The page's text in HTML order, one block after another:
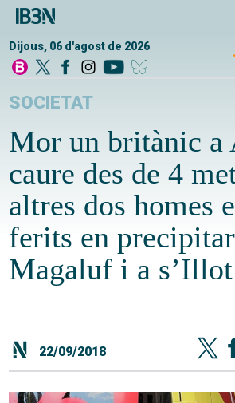
Dijous, 06 d'agost de 2026
SOCIETAT
Mor un britànic a
caure des de 4
altres dos homes
ferits en
Magaluf i a s’Illot
22/09/2018